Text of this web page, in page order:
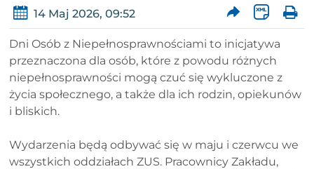
14 Maj 2026, 09:52
Dni Osób z Niepełnosprawnościami to inicjatywa
przeznaczona dla osób, które z powodu różnych
niepełnosprawności mogą czuć się wykluczone z
życia społecznego, a także dla ich rodzin, opiekunów
i bliskich.
Wydarzenia będą odbywać się w maju i czerwcu we
wszystkich oddziałach ZUS. Pracownicy Zakładu,